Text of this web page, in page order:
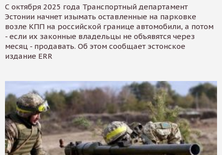
С октября 2025 года Транспортный департамент
Эстонии начнет изымать оставленные на парковке
возле КПП на российской границе автомобили, а потом
- если их законные владельцы не объявятся через
месяц - продавать. Об этом сообщает эстонское
издание ERR